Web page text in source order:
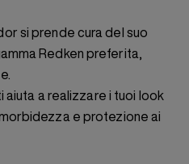
si prende cura del suo
Redken preferita,
aiuta a realizzare i tuoi look
e protezione ai